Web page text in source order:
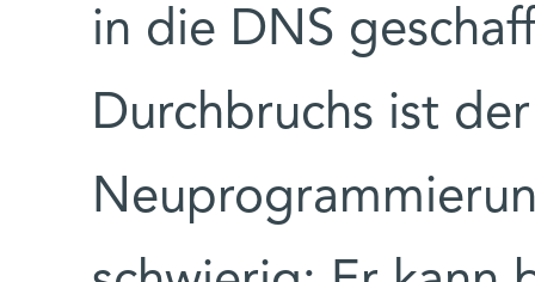
in die DNS
Durchbruchs ist der